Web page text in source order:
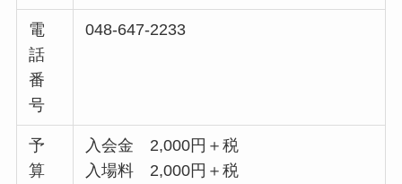
電
話
番
号
048-647-2233
予
算
入会金 2,000円＋税
入場料 2,000円＋税